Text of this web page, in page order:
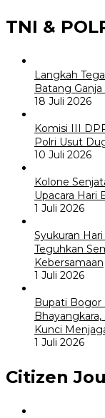
TNI &
Langkah
Batang
18 Juli 2026
Komisi III
Polri Usut
10 Juli 2026
Kolone
Upacara Hari
1 Juli 2026
Syukuran
Teguhkan
Kebersamaan
1 Juli 2026
Bupati
Kunci
1 Juli 2026
Citizen